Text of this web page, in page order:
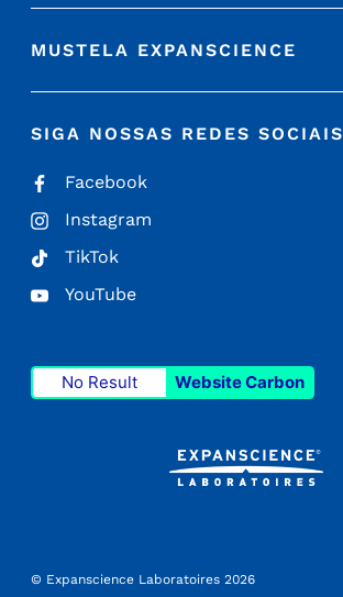
MUSTELA EXPANSCIENCE
SIGA NOSSAS REDES SOCIAIS
Facebook
Instagram
TikTok
YouTube
No Result Website Carbon
© Expanscience Laboratoires 2026